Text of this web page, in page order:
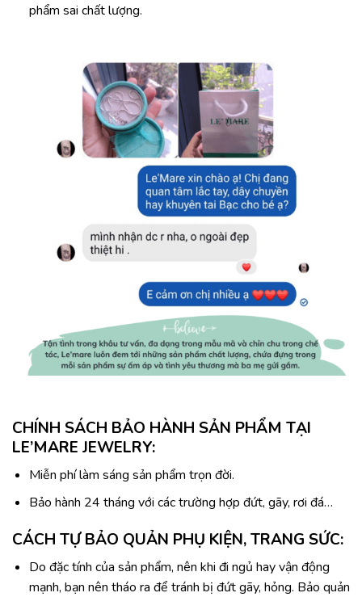
phẩm sai chất lượng.
CHÍNH SÁCH BẢO HÀNH SẢN PHẨM TẠI
LE’MARE JEWELRY:
Miễn phí làm sáng sản phẩm trọn đời.
Bảo hành 24 tháng với các trường hợp đứt, gãy, rơi đá…
CÁCH TỰ BẢO QUẢN PHỤ KIỆN, TRANG SỨC:
Do đặc tính của sản phẩm, nên khi đi ngủ hay vận động
mạnh, bạn nên tháo ra để tránh bị đứt gãy, hỏng. Bảo quản